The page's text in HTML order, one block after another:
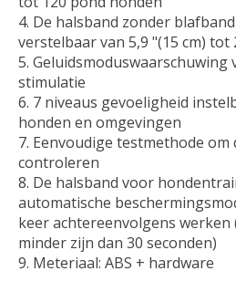
De halsband zonder
verstelbaar van 5,9 "(15 cm) tot
Geluidsmoduswaarschuwing
stimulatie
7 niveaus gevoeligheid
honden en omgevingen
Eenvoudige testmethode
controleren
De halsband voor
automatische
keer achtereenvolgens werken
minder zijn dan 30 seconden)
Meteriaal: ABS + hardware